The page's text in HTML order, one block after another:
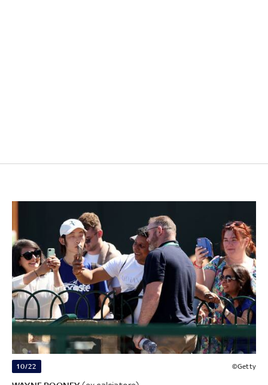
10/22 ©Getty